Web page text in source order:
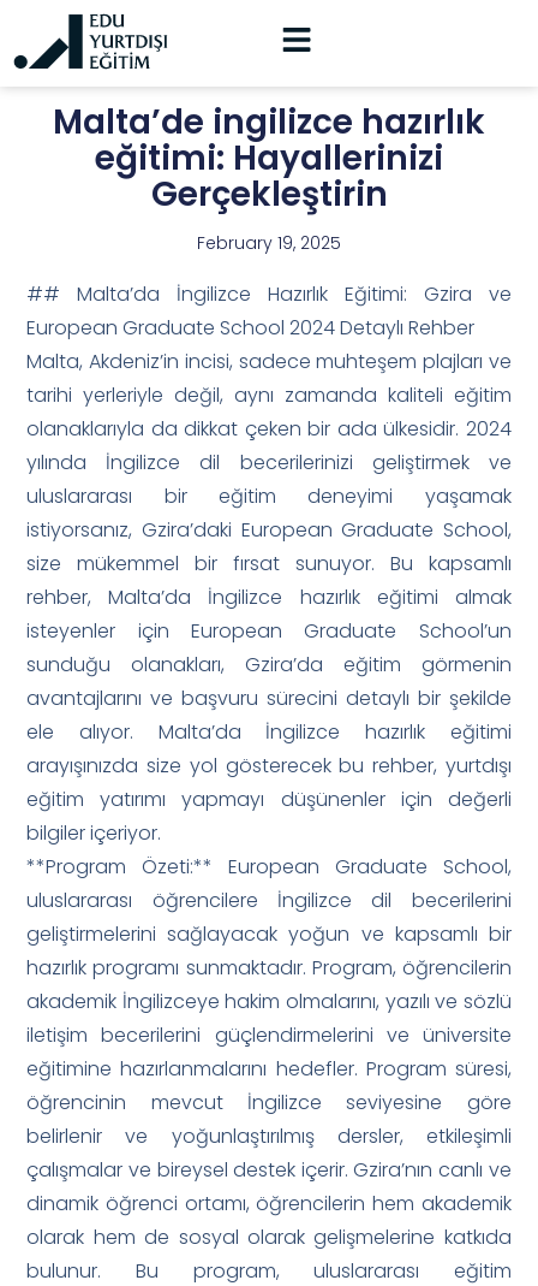
Malta’de ingilizce hazırlık
eğitimi: Hayallerinizi
Gerçekleştirin
February 19, 2025
## Malta’da İngilizce Hazırlık Eğitimi: Gzira ve
European Graduate School 2024 Detaylı Rehber
Malta, Akdeniz’in incisi, sadece muhteşem plajları ve
tarihi yerleriyle değil, aynı zamanda kaliteli eğitim
olanaklarıyla da dikkat çeken bir ada ülkesidir. 2024
yılında İngilizce dil becerilerinizi geliştirmek ve
uluslararası bir eğitim deneyimi yaşamak
istiyorsanız, Gzira’daki European Graduate School,
size mükemmel bir fırsat sunuyor. Bu kapsamlı
rehber, Malta’da İngilizce hazırlık eğitimi almak
isteyenler için European Graduate School’un
sunduğu olanakları, Gzira’da eğitim görmenin
avantajlarını ve başvuru sürecini detaylı bir şekilde
ele alıyor. Malta’da İngilizce hazırlık eğitimi
arayışınızda size yol gösterecek bu rehber, yurtdışı
eğitim yatırımı yapmayı düşünenler için değerli
bilgiler içeriyor.
**Program Özeti:** European Graduate School,
uluslararası öğrencilere İngilizce dil becerilerini
geliştirmelerini sağlayacak yoğun ve kapsamlı bir
hazırlık programı sunmaktadır. Program, öğrencilerin
akademik İngilizceye hakim olmalarını, yazılı ve sözlü
iletişim becerilerini güçlendirmelerini ve üniversite
eğitimine hazırlanmalarını hedefler. Program süresi,
öğrencinin mevcut İngilizce seviyesine göre
belirlenir ve yoğunlaştırılmış dersler, etkileşimli
çalışmalar ve bireysel destek içerir. Gzira’nın canlı ve
dinamik öğrenci ortamı, öğrencilerin hem akademik
olarak hem de sosyal olarak gelişmelerine katkıda
bulunur. Bu program, uluslararası eğitim